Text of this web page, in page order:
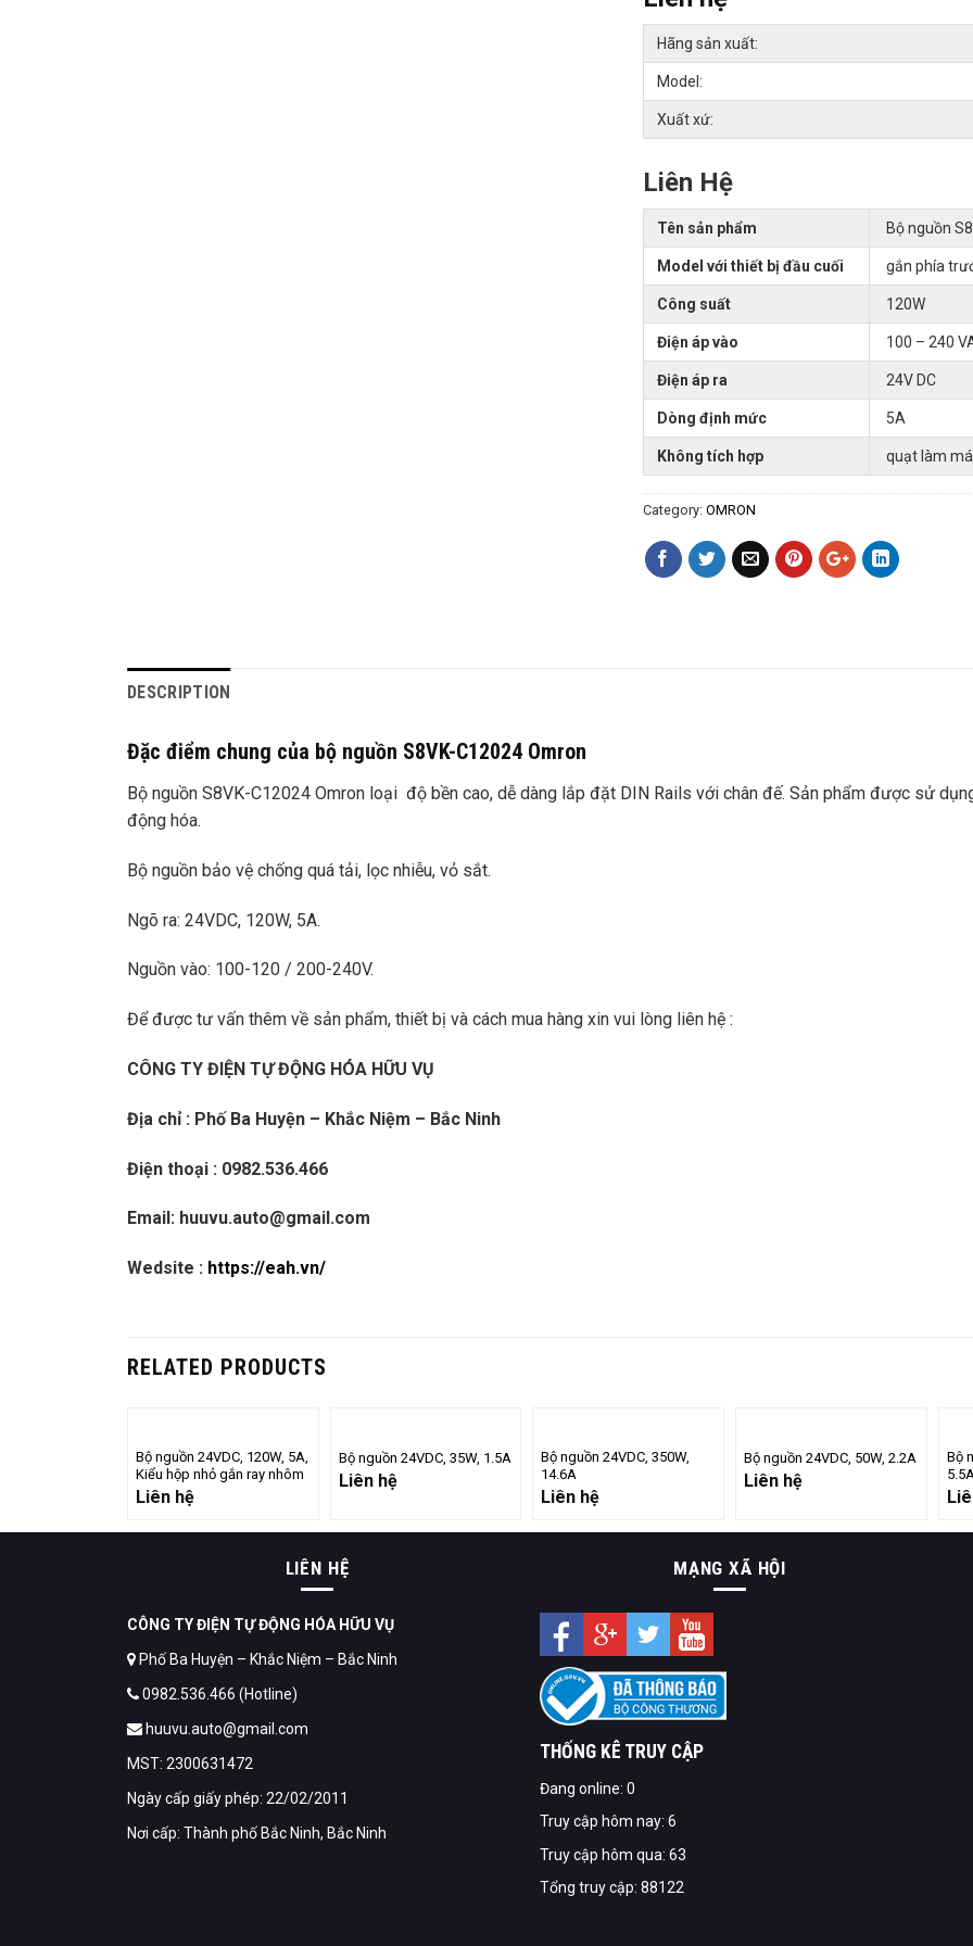
Hãng sản xuất:
Model:
Xuất xứ:
Liên Hệ
Tên sản phẩm Bộ nguồn
Model với thiết bị đầu cuối gắn phía
Công suất 120W
Điện áp vào 100 – 240
Điện áp ra 24V DC
Dòng định mức 5A
Không tích hợp quạt làm
Category: OMRON
DESCRIPTION
Đặc điểm chung của bộ nguồn S8VK-C12024 Omron
Bộ nguồn S8VK-C12024 Omron loại độ bền cao, dễ dàng lắp đặt DIN Rails với chân đế. Sản phẩm được sử
động hóa.
Bộ nguồn bảo vệ chống quá tải, lọc nhiễu, vỏ sắt.
Ngõ ra: 24VDC, 120W, 5A.
Nguồn vào: 100-120 / 200-240V.
Để được tư vấn thêm về sản phẩm, thiết bị và cách mua hàng xin vui lòng liên hệ :
CÔNG TY ĐIỆN TỰ ĐỘNG HÓA HỮU VỤ
Địa chỉ : Phố Ba Huyện – Khắc Niệm – Bắc Ninh
Điện thoại : 0982.536.466
Email: huuvu.auto@gmail.com
Wedsite : https://eah.vn/
RELATED PRODUCTS
Bộ nguồn 24VDC, 120W, 5A,
Kiểu hộp nhỏ gắn ray nhôm
Liên hệ
Bộ nguồn 24VDC, 35W, 1.5A
Liên hệ
Bộ nguồn 24VDC, 350W,
14.6A
Liên hệ
Bộ nguồn 24VDC, 50W, 2.2A
Liên hệ
Bộ
LIÊN HỆ
CÔNG TY ĐIỆN TỰ ĐỘNG HÓA HỮU VỤ
Phố Ba Huyện – Khắc Niệm – Bắc Ninh
0982.536.466 (Hotline)
huuvu.auto@gmail.com
MST: 2300631472
Ngày cấp giấy phép: 22/02/2011
Nơi cấp: Thành phố Bắc Ninh, Bắc Ninh
MẠNG XÃ HỘI
THỐNG KÊ TRUY CẬP
Đang online: 0
Truy cập hôm nay: 6
Truy cập hôm qua: 63
Tổng truy cập: 88122